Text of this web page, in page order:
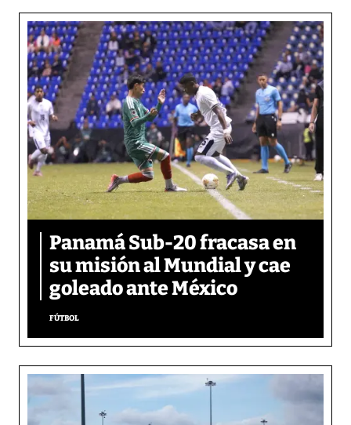
Panamá Sub-20 fracasa en
su misión al Mundial y cae
goleado ante México
FÚTBOL